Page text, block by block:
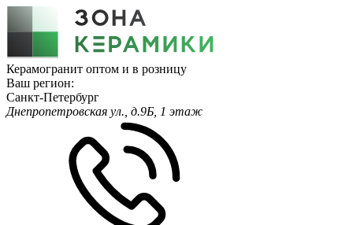
Керамогранит оптом и в розницу
Ваш регион:
Санкт-Петербург
Днепропетровская ул., д.9Б, 1 этаж